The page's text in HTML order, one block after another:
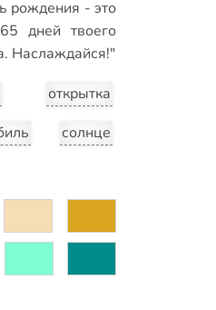
рождения - это
дней твоего
Наслаждайся!"
открытка
солнце